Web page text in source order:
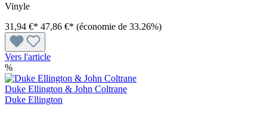
Vinyle
31,94 €* 47,86 €* (économie de 33.26%)
Vers l'article
%
Duke Ellington & John Coltrane
Duke Ellington